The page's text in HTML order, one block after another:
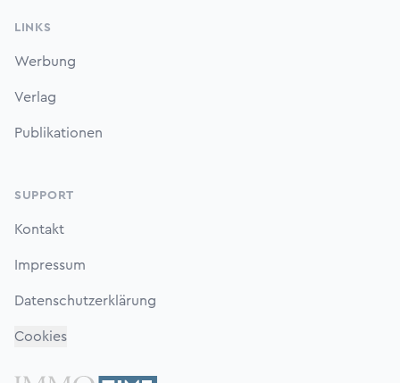
LINKS
Werbung
Verlag
Publikationen
SUPPORT
Kontakt
Impressum
Datenschutzerklärung
Cookies